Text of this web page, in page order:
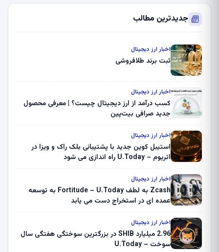
جدیدترین مطالب
اخبار ارز دیجیتال
ثبت برند طلافروشی
اخبار ارز دیجیتال
کسب درآمد از ارز دیجیتال چیست؟ | معرفی محصول
جدید صرافی بیت‌پین
اخبار ارز دیجیتال
استیبل کوین جدید با پشتیبانی بلک راک و ویزا در
اتریوم – U.Today راه اندازی می شود
اخبار ارز دیجیتال
Zcash به لطف Fortitude – U.Today به توسعه
عمده ای در استخراج دست می یابد
اخبار ارز دیجیتال
2.96 میلیارد SHIB در بزرگترین سوختگی هفتگی سال
سوخت – U.Today